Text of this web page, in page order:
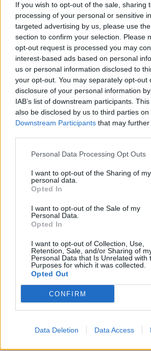
If you wish to opt-out of the sale, sharing
processing of your personal or sensitive
targeted advertising by us, please use
section to confirm your selection. Please
opt-out request is processed you may
interest-based ads based on personal
us or personal information disclosed to
your opt-out. You may separately opt-out
disclosure of your personal information
IAB’s list of downstream participants.
also be disclosed by us to third parties on
Downstream Participants that may
Personal Data Processing Opt Outs
I want to opt-out of the Sharing of my
personal data.
Opted In
I want to opt-out of the Sale of my
Personal Data.
Opted In
I want to opt-out of Collection, Use,
Retention, Sale, and/or Sharing of
Personal Data that Is Unrelated with
Purposes for which it was collected.
Opted Out
CONFIRM
Data Deletion Data Access
me to jump on the song, I was like
really feel super fortunate to get the
such insanely talented DJs/producers
Blue, who are the best in the game!"
Cantrall.
"C'est tellement une chanson
d'élements contagieux à ce propos, la
chute... Ouais, c'est plutôt la chose
pas l'obtenir en dehors de mon esprit,
littéralement partout où j'allais. Alors,
demandé de sauter sur la chanson,
R3HAB et Jonas Blue, qui sont les